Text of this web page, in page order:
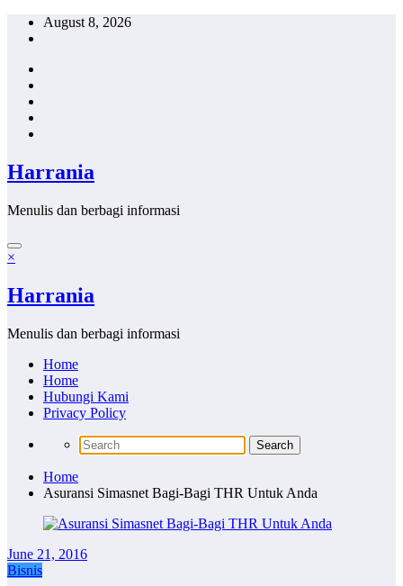
Skip
August 8, 2026
Harrania
Menulis dan berbagi informasi
×
Harrania
Menulis dan berbagi informasi
Home
Home
Hubungi Kami
Privacy Policy
Home
Asuransi Simasnet Bagi-Bagi THR Untuk Anda
June 21, 2016
Bisnis